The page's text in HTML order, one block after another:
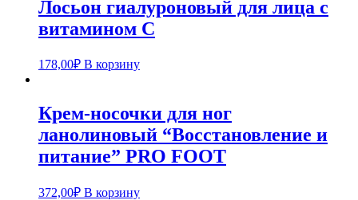
Лосьон гиалуроновый для лица с
витамином С
178,00₽ В корзину
Крем-носочки для ног
ланолиновый “Восстановление и
питание” PRO FOOT
372,00₽ В корзину